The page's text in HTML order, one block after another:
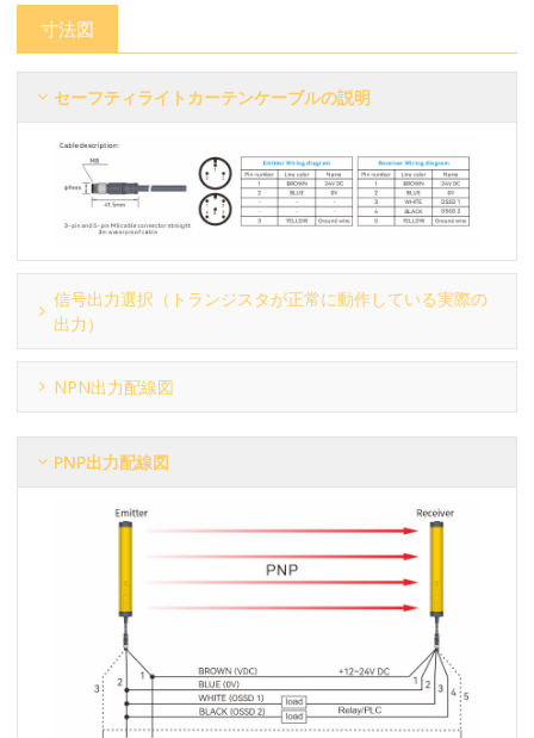
寸法図
セーフティライトカーテンケーブルの説明
信号出力選択（トランジスタが正常に動作している実際の
出力）
NPN出力配線図
PNP出力配線図